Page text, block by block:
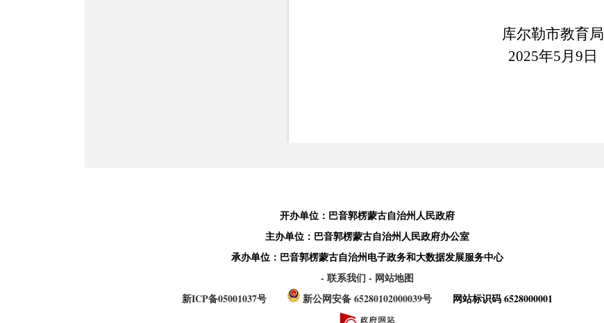
库尔勒市教育局
2025年5月9日
开办单位：巴音郭楞蒙古自治州人民政府
主办单位：巴音郭楞蒙古自治州人民政府办公室
承办单位：巴音郭楞蒙古自治州电子政务和大数据发展服务中心
- 联系我们- 网站地图
新ICP备05001037号
新公网安备 65280102000039号 网站标识码 6528000001